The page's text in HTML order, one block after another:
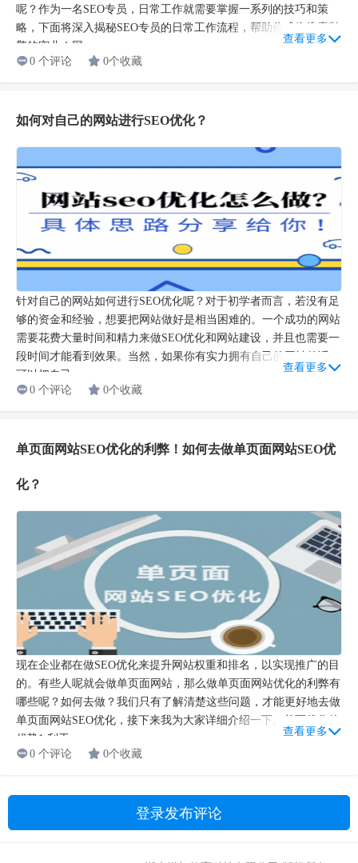
呢？作为一名SEO专员，日常工作就需要掌握一系列的技巧和策
略，下面将深入揭秘SEO专员的日常工作流程，帮助你成为搜索引
擎的宠儿！网...
查看更多
0 个评论
0个收藏
如何对自己的网站进行SEO优化？
针对自己的网站如何进行SEO优化呢？对于初学者而言，若没有足
够的资金和经验，想要把网站做好是相当困难的。一个成功的网站
需要花费大量时间和精力来做SEO优化和网站建设，并且也需要一
段时间才能看到效果。当然，如果你有实力拥有自己的网站的话，
可以把自己...
查看更多
0 个评论
0个收藏
单页面网站SEO优化的利弊！如何去做单页面网站SEO优
化？
现在企业都在做SEO优化来提升网站权重和排名，以实现推广的目
的。有些人呢就会做单页面网站，那么做单页面网站优化的利弊有
哪些呢？如何去做？我们只有了解清楚这些问题，才能更好地去做
单页面网站SEO优化，接下来我为大家详细介绍一下。单页优化的
优势1.利于...
查看更多
0 个评论
0个收藏
登录发布评论